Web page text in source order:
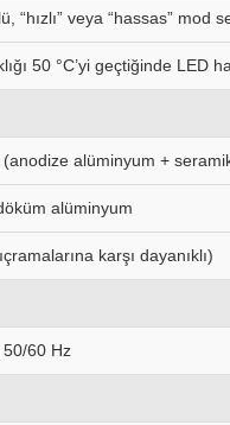
“hızlı” veya “hassas” mod
50 °C’yi geçtiğinde LED
alüminyum +
alüminyum
karşı dayanıklı)
50/60 Hz